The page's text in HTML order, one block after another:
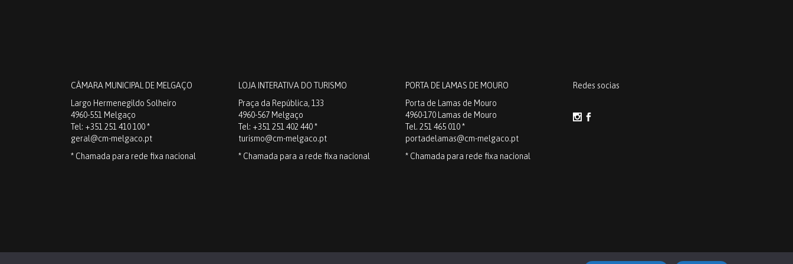
CÂMARA MUNICIPAL DE MELGAÇO
Largo Hermenegildo Solheiro
4960-551 Melgaço
Tel: +351 251 410 100 *
geral@cm-melgaco.pt
* Chamada para rede fixa nacional
LOJA INTERATIVA DO TURISMO
Praça da República, 133
4960-567 Melgaço
Tel: +351 251 402 440 *
turismo@cm-melgaco.pt
* Chamada para a rede fixa nacional
PORTA DE LAMAS DE MOURO
Porta de Lamas de Mouro
4960-170 Lamas de Mouro
Tel. 251 465 010 *
portadelamas@cm-melgaco.pt
* Chamada para rede fixa nacional
Redes socias